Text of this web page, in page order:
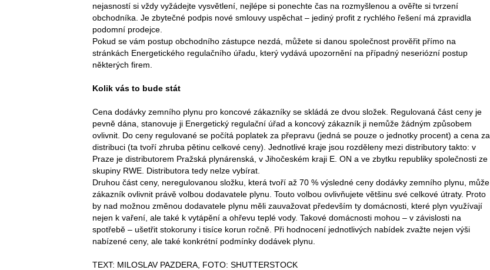
nejasností si vždy vyžádejte vysvětlení, nejlépe si ponechte čas na rozmyšlenou a ověřte si tvrzení
obchodníka. Je zbytečné podpis nové smlouvy uspěchat – jediný profit z rychlého řešení má zpravidla
podomní prodejce.
Pokud se vám postup obchodního zástupce nezdá, můžete si danou společnost prověřit přímo na
stránkách Energetického regulačního úřadu, který vydává upozornění na případný neseriózní postup
některých firem.
Kolik vás to bude stát
Cena dodávky zemního plynu pro koncové zákazníky se skládá ze dvou složek. Regulovaná část ceny je
pevně dána, stanovuje ji Energetický regulační úřad a koncový zákazník ji nemůže žádným způsobem
ovlivnit. Do ceny regulované se počítá poplatek za přepravu (jedná se pouze o jednotky procent) a cena za
distribuci (ta tvoří zhruba pětinu celkové ceny). Jednotlivé kraje jsou rozděleny mezi distributory takto: v
Praze je distributorem Pražská plynárenská, v Jihočeském kraji E. ON a ve zbytku republiky společnosti ze
skupiny RWE. Distributora tedy nelze vybírat.
Druhou část ceny, neregulovanou složku, která tvoří až 70 % výsledné ceny dodávky zemního plynu, může
zákazník ovlivnit právě volbou dodavatele plynu. Touto volbou ovlivňujete většinu své celkové útraty. Proto
by nad možnou změnou dodavatele plynu měli zauvažovat především ty domácnosti, které plyn využívají
nejen k vaření, ale také k vytápění a ohřevu teplé vody. Takové domácnosti mohou – v závislosti na
spotřebě – ušetřit stokoruny i tisíce korun ročně. Při hodnocení jednotlivých nabídek zvažte nejen výši
nabízené ceny, ale také konkrétní podmínky dodávek plynu.
TEXT: MILOSLAV PAZDERA, FOTO: SHUTTERSTOCK